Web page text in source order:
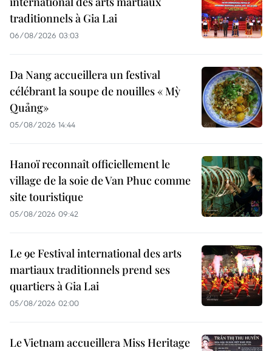
traditionnels à Gia Lai
06/08/2026 03:03
Da Nang accueillera un festival
célébrant la soupe de nouilles « Mỳ
Quảng»
05/08/2026 14:44
Hanoï reconnaît officiellement le
village de la soie de Van Phuc comme
site touristique
05/08/2026 09:42
Le 9e Festival international des arts
martiaux traditionnels prend ses
quartiers à Gia Lai
05/08/2026 02:00
Le Vietnam accueillera Miss Heritage